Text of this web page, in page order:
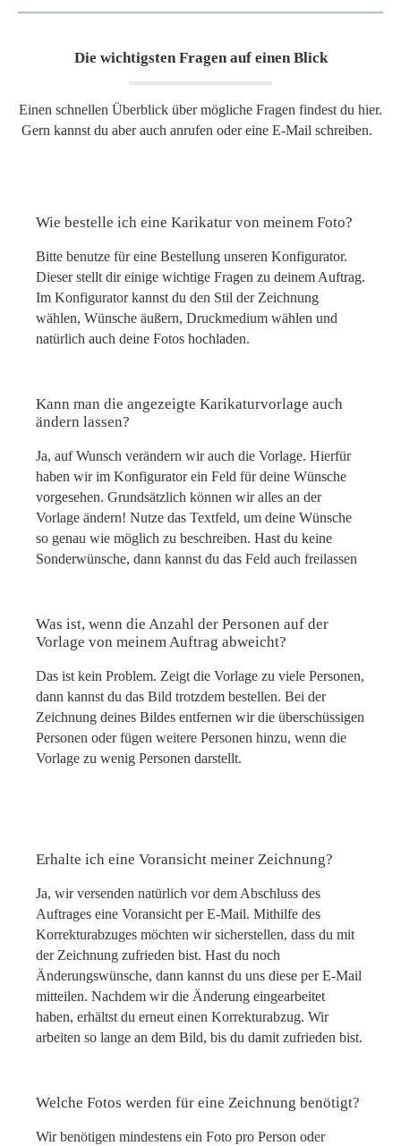
Die wichtigsten Fragen auf einen Blick
Einen schnellen Überblick über mögliche Fragen findest du hier.
Gern kannst du aber auch anrufen oder eine E-Mail schreiben.
Wie bestelle ich eine Karikatur von meinem Foto?
Bitte benutze für eine Bestellung unseren Konfigurator.
Dieser stellt dir einige wichtige Fragen zu deinem Auftrag.
Im Konfigurator kannst du den Stil der Zeichnung
wählen, Wünsche äußern, Druckmedium wählen und
natürlich auch deine Fotos hochladen.
Kann man die angezeigte Karikaturvorlage auch
ändern lassen?
Ja, auf Wunsch verändern wir auch die Vorlage. Hierfür
haben wir im Konfigurator ein Feld für deine Wünsche
vorgesehen. Grundsätzlich können wir alles an der
Vorlage ändern! Nutze das Textfeld, um deine Wünsche
so genau wie möglich zu beschreiben. Hast du keine
Sonderwünsche, dann kannst du das Feld auch freilassen
Was ist, wenn die Anzahl der Personen auf der
Vorlage von meinem Auftrag abweicht?
Das ist kein Problem. Zeigt die Vorlage zu viele Personen,
dann kannst du das Bild trotzdem bestellen. Bei der
Zeichnung deines Bildes entfernen wir die überschüssigen
Personen oder fügen weitere Personen hinzu, wenn die
Vorlage zu wenig Personen darstellt.
Erhalte ich eine Voransicht meiner Zeichnung?
Ja, wir versenden natürlich vor dem Abschluss des
Auftrages eine Voransicht per E-Mail. Mithilfe des
Korrekturabzuges möchten wir sicherstellen, dass du mit
der Zeichnung zufrieden bist. Hast du noch
Änderungswünsche, dann kannst du uns diese per E-Mail
mitteilen. Nachdem wir die Änderung eingearbeitet
haben, erhältst du erneut einen Korrekturabzug. Wir
arbeiten so lange an dem Bild, bis du damit zufrieden bist.
Welche Fotos werden für eine Zeichnung benötigt?
Wir benötigen mindestens ein Foto pro Person oder